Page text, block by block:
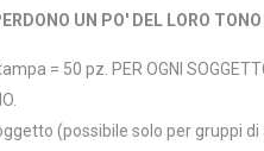
UN PO' DEL LORO
= 50 pz. PER OGNI
(possibile solo per gruppi